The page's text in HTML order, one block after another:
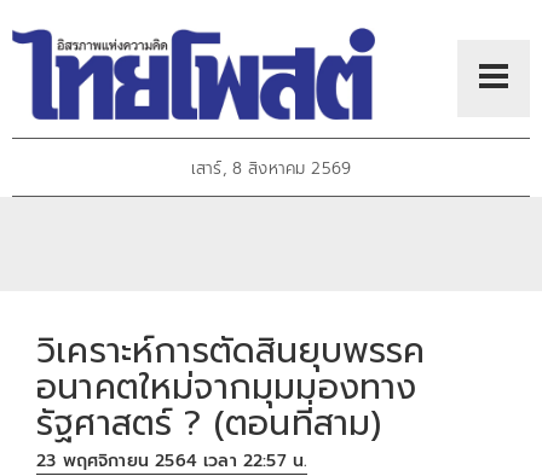
เสาร์, 8 สิงหาคม 2569
วิเคราะห์การตัดสินยุบพรรค
อนาคตใหม่จากมุมมองทาง
รัฐศาสตร์ ? (ตอนที่สาม)
23 พฤศจิกายน 2564 เวลา 22:57 น.